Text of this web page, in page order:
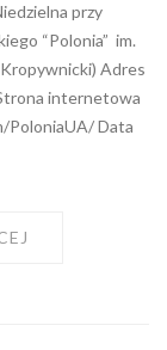
przy
“Polonia” im.
Adres
internetowa
Data